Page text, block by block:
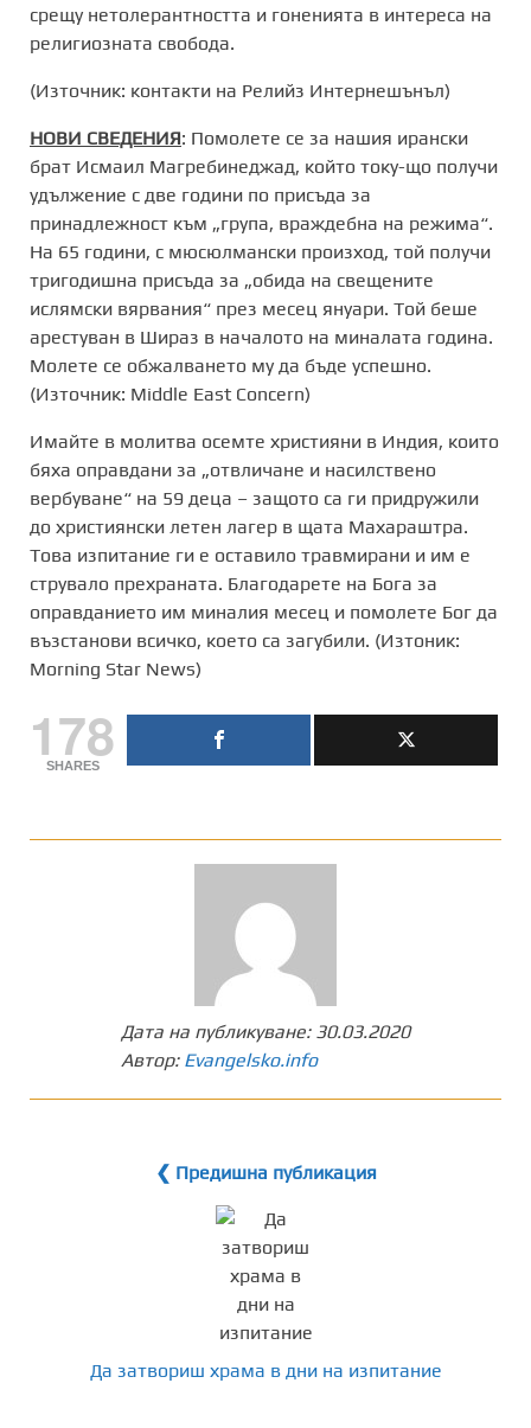
срещу нетолерантността и гоненията в интереса на
религиозната свобода.
(Източник: контакти на Релийз Интернешънъл)
НОВИ СВЕДЕНИЯ: Помолете се за нашия ирански
брат Исмаил Магребинеджад, който току-що получи
удължение с две години по присъда за
принадлежност към „група, враждебна на режима“.
На 65 години, с мюсюлмански произход, той получи
тригодишна присъда за „обида на свещените
ислямски вярвания“ през месец януари. Той беше
арестуван в Шираз в началото на миналата година.
Молете се обжалването му да бъде успешно.
(Източник: Middle East Concern)
Имайте в молитва осемте християни в Индия, които
бяха оправдани за „отвличане и насилствено
вербуване“ на 59 деца – защото са ги придружили
до християнски летен лагер в щата Махараштра.
Това изпитание ги е оставило травмирани и им е
струвало прехраната. Благодарете на Бога за
оправданието им миналия месец и помолете Бог да
възстанови всичко, което са загубили. (Изтоник:
Morning Star News)
178
SHARES
Дата на публикуване: 30.03.2020
Автор: Evangelsko.info
❮ Предишна публикация
Да затвориш храмa в дни на изпитание